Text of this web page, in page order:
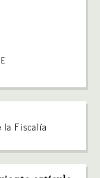
la Fiscalía